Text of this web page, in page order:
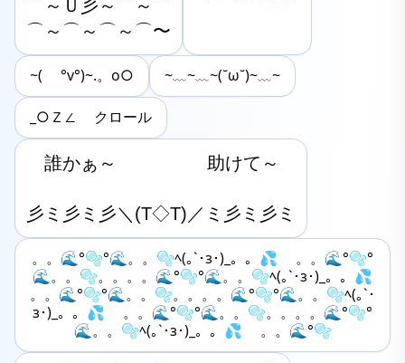
⌒～Ｕ彡～⌒～⌒
⌒～⌒～⌒～⌒〜
~( °v°)~.。o○ ~﹏~﹏~(˘ω˘)~﹏~
_○Ｚ∠ クロール
誰かぁ～　　　　　助けて～
彡ミ彡ミ彡＼(T◇T)／ミ彡ミ彡ミ
。。🌊°🫧‪°🌊。。🫧ﾍ(｡`･з･)_。。💦 。。🌊°🫧‪°
🌊。。🫧。。。。🌊°🫧‪°🌊。。🫧ﾍ(｡`･з･)_。。💦
。。🌊°🫧‪°🌊。。🫧。。。。🌊°🫧‪°🌊。。🫧ﾍ(｡`･
з･)_。。💦 。。🌊°🫧‪°🌊。。🫧。。。。🌊°🫧‪°
🌊。。🫧ﾍ(｡`･з･)_。。💦 。。🌊°🫧